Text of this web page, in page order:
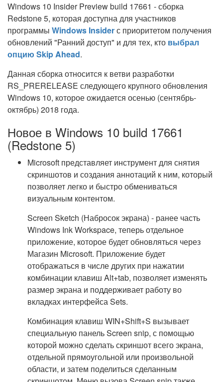
Windows 10 Insider Preview build 17661 - сборка
Redstone 5, которая доступна для участников
программы Windows Insiderс приоритетом получения
обновлений "Ранний доступ" и для тех, кто выбрал
опцию Skip Ahead.
Данная сборка относится к ветви разработки
RS_PRERELEASE следующего крупного обновления
Windows 10, которое ожидается осенью (сентябрь-
октябрь) 2018 года.
Новое в Windows 10 build 17661
(Redstone 5)
Microsoft представляет инструмент для снятия
скриншотов и создания аннотаций к ним, который
позволяет легко и быстро обмениваться
визуальным контентом.
Screen Sketch (Набросок экрана) - ранее часть
Windows Ink Workspace, теперь отдельное
приложение, которое будет обновляться через
Магазин Microsoft. Приложение будет
отображаться в числе других при нажатии
комбинации клавиш Alt+tab, позволяет изменять
размер экрана и поддерживает работу во
вкладках интерфейса Sets.
Комбинация клавиш WIN+Shift+S вызывает
специальную панель Screen snip, с помощью
которой можно сделать скриншот всего экрана,
отдельной прямоугольной или произвольной
области, и затем поделиться сделанным